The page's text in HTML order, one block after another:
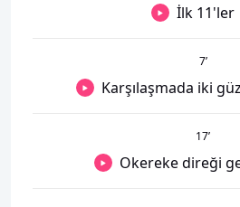
İlk 11'ler
7’
Karşılaşmada iki
17’
Okereke direği